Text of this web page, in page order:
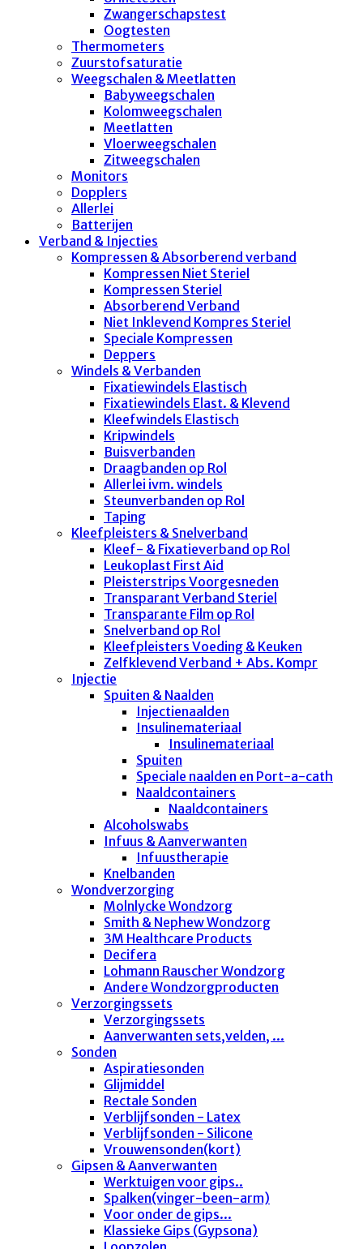
Zwangerschapstest
Oogtesten
Thermometers
Zuurstofsaturatie
Weegschalen & Meetlatten
Babyweegschalen
Kolomweegschalen
Meetlatten
Vloerweegschalen
Zitweegschalen
Monitors
Dopplers
Allerlei
Batterijen
Verband & Injecties
Kompressen & Absorberend verband
Kompressen Niet Steriel
Kompressen Steriel
Absorberend Verband
Niet Inklevend Kompres Steriel
Speciale Kompressen
Deppers
Windels & Verbanden
Fixatiewindels Elastisch
Fixatiewindels Elast. & Klevend
Kleefwindels Elastisch
Kripwindels
Buisverbanden
Draagbanden op Rol
Allerlei ivm. windels
Steunverbanden op Rol
Taping
Kleefpleisters & Snelverband
Kleef- & Fixatieverband op Rol
Leukoplast First Aid
Pleisterstrips Voorgesneden
Transparant Verband Steriel
Transparante Film op Rol
Snelverband op Rol
Kleefpleisters Voeding & Keuken
Zelfklevend Verband + Abs. Kompr
Injectie
Spuiten & Naalden
Injectienaalden
Insulinemateriaal
Insulinemateriaal
Spuiten
Speciale naalden en Port-a-cath
Naaldcontainers
Naaldcontainers
Alcoholswabs
Infuus & Aanverwanten
Infuustherapie
Knelbanden
Wondverzorging
Molnlycke Wondzorg
Smith & Nephew Wondzorg
3M Healthcare Products
Decifera
Lohmann Rauscher Wondzorg
Andere Wondzorgproducten
Verzorgingssets
Verzorgingssets
Aanverwanten sets,velden, ...
Sonden
Aspiratiesonden
Glijmiddel
Rectale Sonden
Verblijfsonden - Latex
Verblijfsonden - Silicone
Vrouwensonden(kort)
Gipsen & Aanverwanten
Werktuigen voor gips..
Spalken(vinger-been-arm)
Voor onder de gips...
Klassieke Gips (Gypsona)